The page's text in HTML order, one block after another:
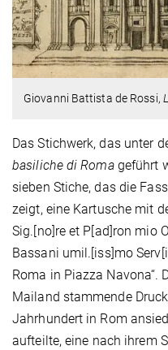
Giovanni Battista de Rossi,
Das Stichwerk, das unter
basiliche di Romageführt
sieben Stiche, das die
zeigt, eine Kartusche mit
Sig.[no]re et P[ad]ron mio
Bassani umil.[iss]mo
Roma in Piazza Navona“.
Mailand stammende
Jahrhundert in Rom
aufteilte, eine nach ihrem